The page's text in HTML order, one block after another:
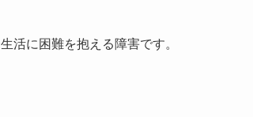
活に困難を抱える障害です。